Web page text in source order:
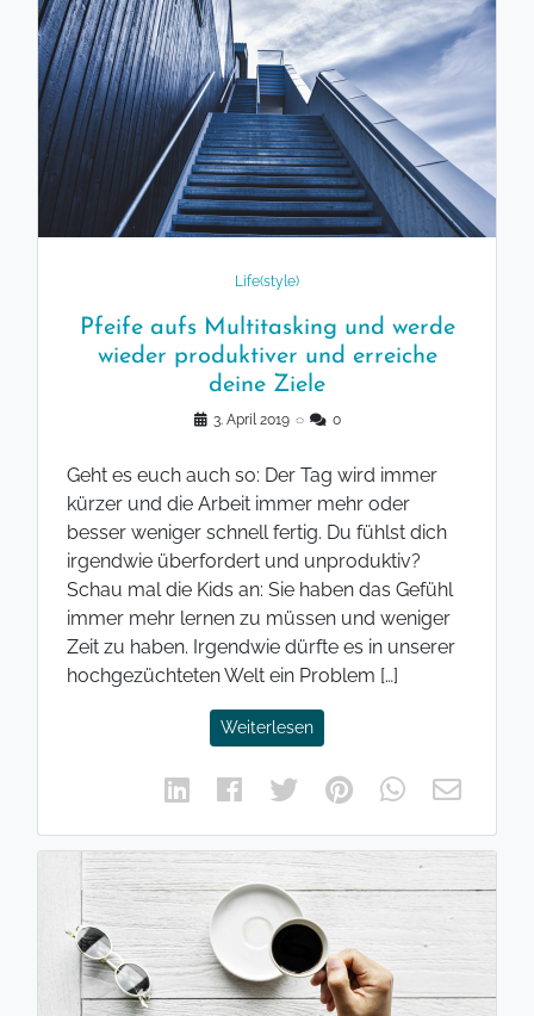
Life(style)
Pfeife aufs Multitasking und werde
wieder produktiver und erreiche
deine Ziele
3. April 2019 ◌ 0
Geht es euch auch so: Der Tag wird immer
kürzer und die Arbeit immer mehr oder
besser weniger schnell fertig. Du fühlst dich
irgendwie überfordert und unproduktiv?
Schau mal die Kids an: Sie haben das Gefühl
immer mehr lernen zu müssen und weniger
Zeit zu haben. Irgendwie dürfte es in unserer
hochgezüchteten Welt ein Problem […]
Weiterlesen